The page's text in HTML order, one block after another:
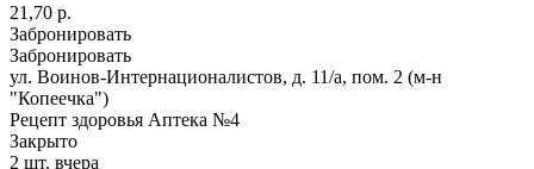
21,70 р.
Забронировать
Забронировать
ул. Воинов-Интернационалистов, д. 11/а, пом. 2 (м-н
"Копеечка")
Рецепт здоровья Аптека №4
Закрыто
2 шт. вчера